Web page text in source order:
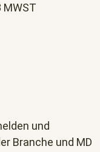
MWST
und
Branche und MD